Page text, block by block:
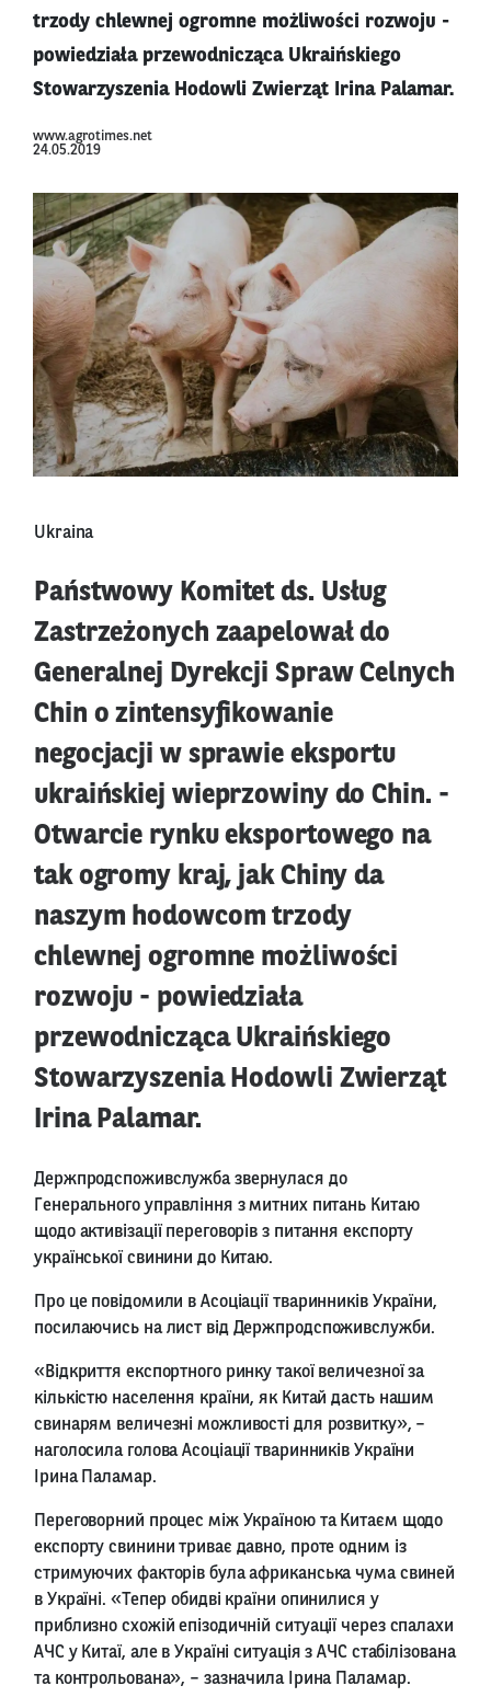
trzody chlewnej ogromne możliwości rozwoju -
powiedziała przewodnicząca Ukraińskiego
Stowarzyszenia Hodowli Zwierząt Irina Palamar.
www.agrotimes.net
24.05.2019
Ukraina
Państwowy Komitet ds. Usług
Zastrzeżonych zaapelował do
Generalnej Dyrekcji Spraw Celnych
Chin o zintensyfikowanie
negocjacji w sprawie eksportu
ukraińskiej wieprzowiny do Chin. -
Otwarcie rynku eksportowego na
tak ogromy kraj, jak Chiny da
naszym hodowcom trzody
chlewnej ogromne możliwości
rozwoju - powiedziała
przewodnicząca Ukraińskiego
Stowarzyszenia Hodowli Zwierząt
Irina Palamar.
Держпродспоживслужба звернулася до
Генерального управління з митних питань Китаю
щодо активізації переговорів з питання експорту
української свинини до Китаю.
Про це повідомили в Асоціації тваринників України,
посилаючись на лист від Держпродспоживслужби.
«Відкриття експортного ринку такої величезної за
кількістю населення країни, як Китай дасть нашим
свинарям величезні можливості для розвитку», –
наголосила голова Асоціації тваринників України
Ірина Паламар.
Переговорний процес між Україною та Китаєм щодо
експорту свинини триває давно, проте одним із
стримуючих факторів була африканська чума свиней
в Україні. «Тепер обидві країни опинилися у
приблизно схожій епізодичній ситуації через спалахи
АЧС у Китаї, але в Україні ситуація з АЧС стабілізована
та контрольована», – зазначила Ірина Паламар.